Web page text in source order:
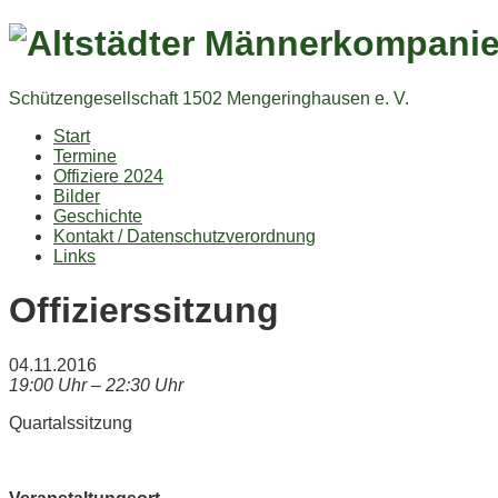
Schützengesellschaft 1502 Mengeringhausen e. V.
Start
Termine
Offiziere 2024
Bilder
Geschichte
Kontakt / Datenschutzverordnung
Links
Offizierssitzung
04.11.2016
19:00 Uhr – 22:30 Uhr
Quartalssitzung